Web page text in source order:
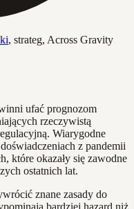
, strateg, Across Gravity
ufać prognozom
rzeczywistą
Wiarygodne
z pandemii
które okazały się zawodne
ostatnich lat.
znane zasady do
bardziej hazard niż